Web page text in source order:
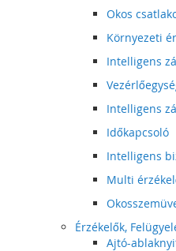
Okos
Környezeti
Intelligens
Intelligens
Időkapcsoló
Intelligens
Multi
Érzékelők,
Ajtó-